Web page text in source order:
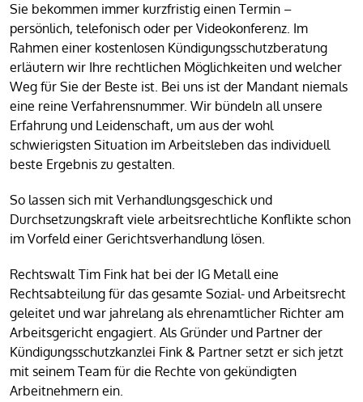
Sie bekommen immer kurzfristig einen Termin –
persönlich, telefonisch oder per Videokonferenz. Im
Rahmen einer kostenlosen Kündigungsschutzberatung
erläutern wir Ihre rechtlichen Möglichkeiten und welcher
Weg für Sie der Beste ist. Bei uns ist der Mandant niemals
eine reine Verfahrensnummer. Wir bündeln all unsere
Erfahrung und Leidenschaft, um aus der wohl
schwierigsten Situation im Arbeitsleben das individuell
beste Ergebnis zu gestalten.
So lassen sich mit Verhandlungsgeschick und
Durchsetzungskraft viele arbeitsrechtliche Konflikte schon
im Vorfeld einer Gerichtsverhandlung lösen.
Rechtswalt Tim Fink hat bei der IG Metall eine
Rechtsabteilung für das gesamte Sozial- und Arbeitsrecht
geleitet und war jahrelang als ehrenamtlicher Richter am
Arbeitsgericht engagiert. Als Gründer und Partner der
Kündigungsschutzkanzlei Fink & Partner setzt er sich jetzt
mit seinem Team für die Rechte von gekündigten
Arbeitnehmern ein.